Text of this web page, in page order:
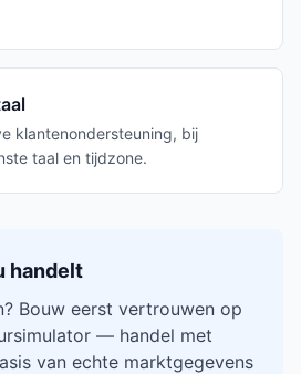
klantenondersteuning, bij
taal en tijdzone.
handelt
Bouw eerst vertrouwen op
— handel met
van echte marktgegevens